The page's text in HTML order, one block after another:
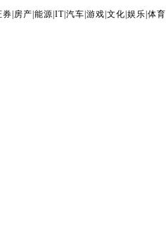
券 房产 能源 IT| 汽车 游戏 文化 娱乐 体育